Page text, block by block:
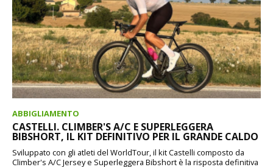
ABBIGLIAMENTO
CASTELLI. CLIMBER'S A/C E SUPERLEGGERA
BIBSHORT, IL KIT DEFINITIVO PER IL GRANDE CALDO
Sviluppato con gli atleti del WorldTour, il kit Castelli composto da
Climber's A/C Jersey e Superleggera Bibshort è la risposta definitiva